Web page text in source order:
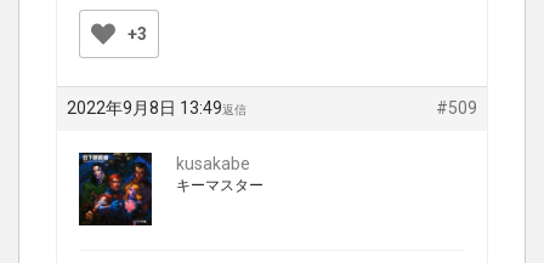
+3
2022年9月8日 13:49 #509
返信
kusakabe
キーマスター